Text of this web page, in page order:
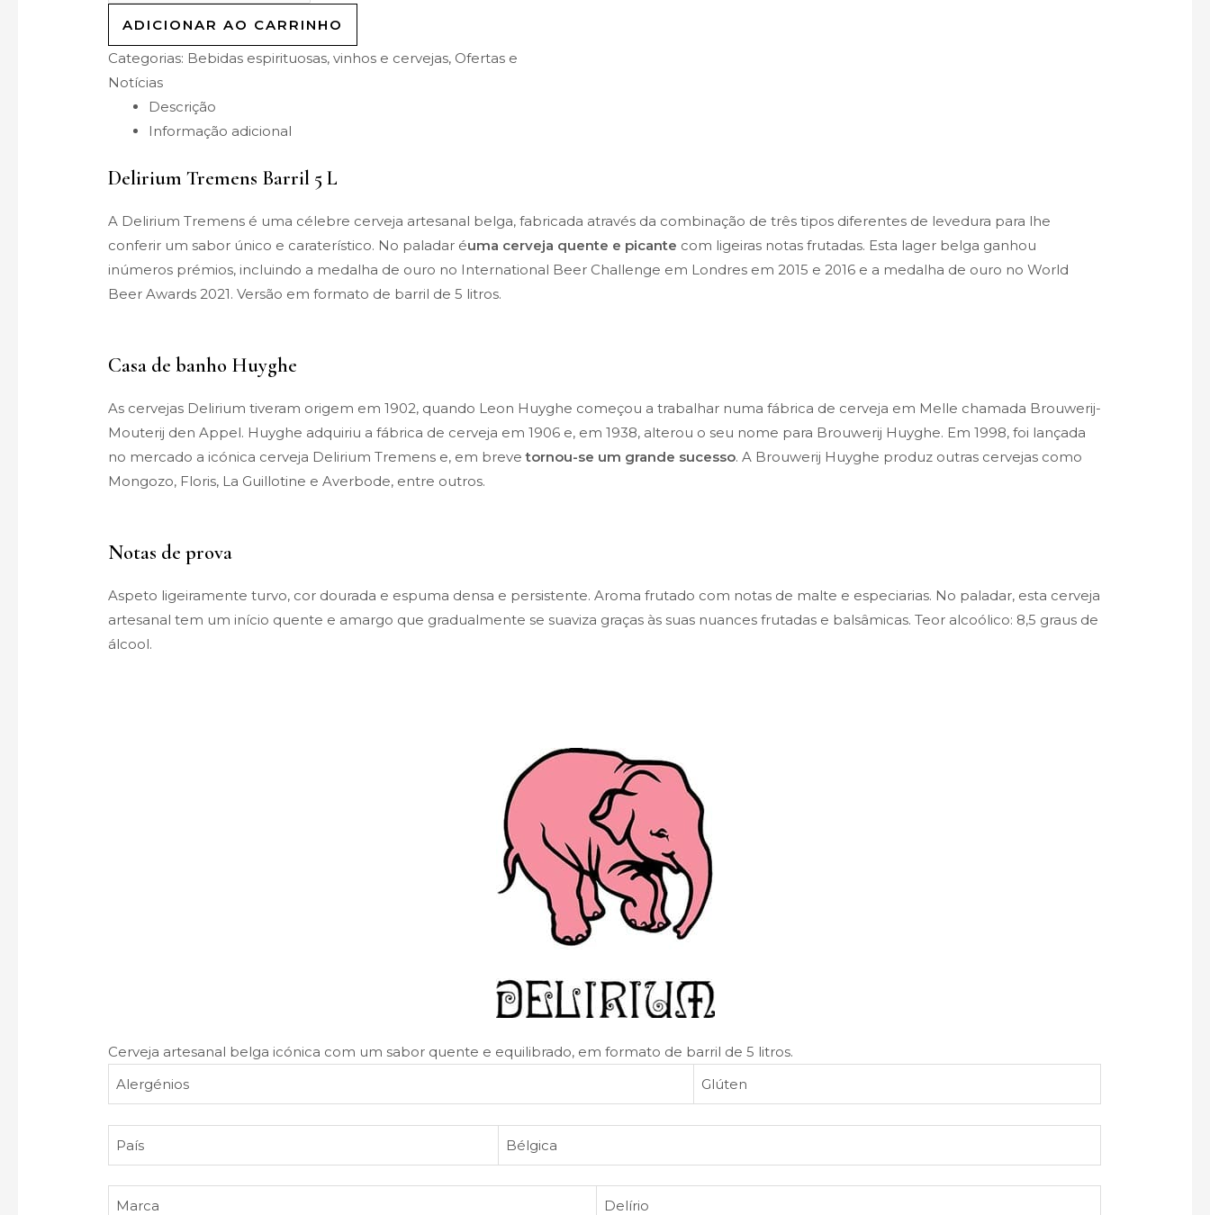
ADICIONAR AO CARRINHO
Categorias: Bebidas espirituosas, vinhos e cervejas, Ofertas e
Notícias
Descrição
Informação adicional
Delirium Tremens Barril 5 L
A Delirium Tremens é uma célebre cerveja artesanal belga, fabricada através da combinação de três tipos diferentes de levedura para lhe
conferir um sabor único e caraterístico. No paladar éuma cerveja quente e picante com ligeiras notas frutadas. Esta lager belga ganhou
inúmeros prémios, incluindo a medalha de ouro no International Beer Challenge em Londres em 2015 e 2016 e a medalha de ouro no World
Beer Awards 2021. Versão em formato de barril de 5 litros.
Casa de banho Huyghe
As cervejas Delirium tiveram origem em 1902, quando Leon Huyghe começou a trabalhar numa fábrica de cerveja em Melle chamada Brouwerij-
Mouterij den Appel. Huyghe adquiriu a fábrica de cerveja em 1906 e, em 1938, alterou o seu nome para Brouwerij Huyghe. Em 1998, foi lançada
no mercado a icónica cerveja Delirium Tremens e, em brevetornou-se um grande sucesso. A Brouwerij Huyghe produz outras cervejas como
Mongozo, Floris, La Guillotine e Averbode, entre outros.
Notas de prova
Aspeto ligeiramente turvo, cor dourada e espuma densa e persistente. Aroma frutado com notas de malte e especiarias. No paladar, esta cerveja
artesanal tem um início quente e amargo que gradualmente se suaviza graças às suas nuances frutadas e balsâmicas. Teor alcoólico: 8,5 graus de
álcool.
Cerveja artesanal belga icónica com um sabor quente e equilibrado, em formato de barril de 5 litros.
Alergénios
Glúten
País Bélgica
Marca Delírio